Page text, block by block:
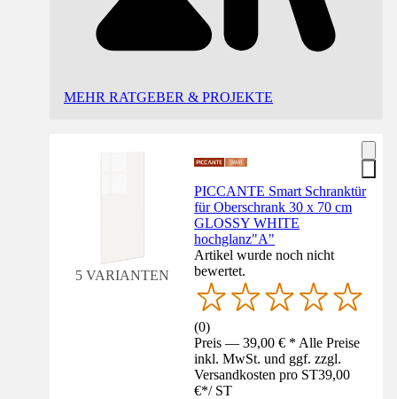
MEHR RATGEBER & PROJEKTE
5 VARIANTEN
PICCANTE Smart Schranktür
für Oberschrank 30 x 70 cm
GLOSSY WHITE
hochglanz"A"
Artikel wurde noch nicht
bewertet.
(0)
Preis — 39,00 € * Alle Preise
inkl. MwSt. und ggf. zzgl.
Versandkosten pro ST39,00
€*/ ST